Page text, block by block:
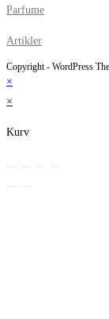
Parfume
Artikler
Copyright - WordPress
×
×
Kurv